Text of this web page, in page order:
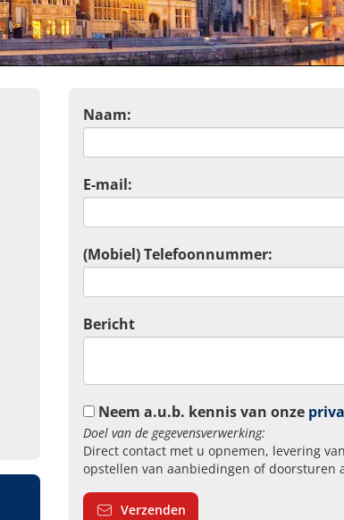
Naam:
E-mail:
(Mobiel) Telefoonnummer:
Bericht
Neem a.u.b. kennis van onze
Doel van de gegevensverwerking:
Direct contact met u opnemen, levering
opstellen van aanbiedingen of doorsturen
Verzenden